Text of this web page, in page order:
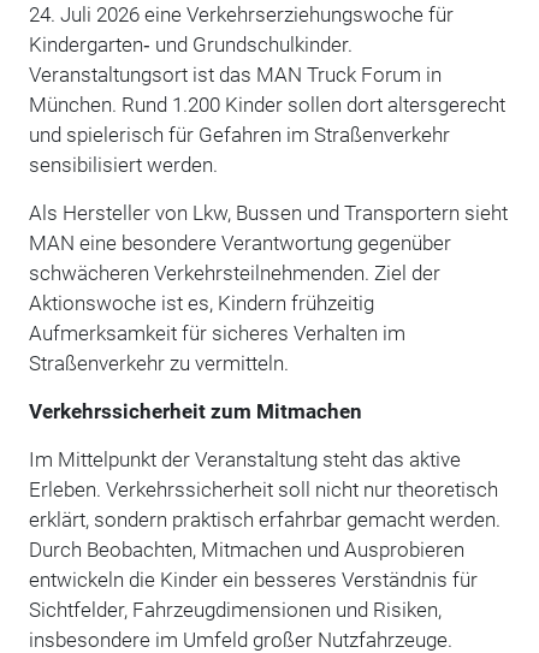
24. Juli 2026 eine Verkehrserziehungswoche für
Kindergarten‑ und Grundschulkinder.
Veranstaltungsort ist das MAN Truck Forum in
München. Rund 1.200 Kinder sollen dort altersgerecht
und spielerisch für Gefahren im Straßenverkehr
sensibilisiert werden.
Als Hersteller von Lkw, Bussen und Transportern sieht
MAN eine besondere Verantwortung gegenüber
schwächeren Verkehrsteilnehmenden. Ziel der
Aktionswoche ist es, Kindern frühzeitig
Aufmerksamkeit für sicheres Verhalten im
Straßenverkehr zu vermitteln.
Verkehrssicherheit zum Mitmachen
Im Mittelpunkt der Veranstaltung steht das aktive
Erleben. Verkehrssicherheit soll nicht nur theoretisch
erklärt, sondern praktisch erfahrbar gemacht werden.
Durch Beobachten, Mitmachen und Ausprobieren
entwickeln die Kinder ein besseres Verständnis für
Sichtfelder, Fahrzeugdimensionen und Risiken,
insbesondere im Umfeld großer Nutzfahrzeuge.